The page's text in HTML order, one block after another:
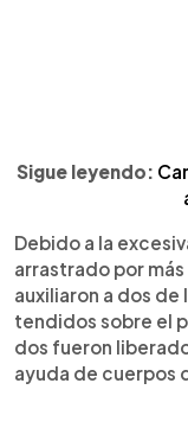
Sigue leyendo:
Debido a la
arrastrado por
auxiliaron a dos
tendidos sobre el
dos fueron
ayuda de cuerpos